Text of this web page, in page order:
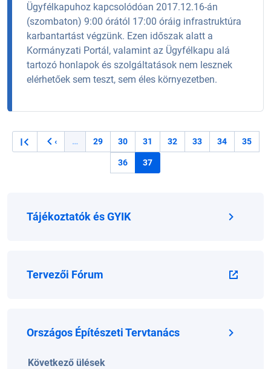
Ügyfélkapuhoz kapcsolódóan 2017.12.16-án
(szombaton) 9:00 órától 17:00 óráig infrastruktúra
karbantartást végzünk. Ezen időszak alatt a
Kormányzati Portál, valamint az Ügyfélkapu alá
tartozó honlapok és szolgáltatások nem lesznek
elérhetőek sem teszt, sem éles környezetben.
Oldalszámozás
Előző oldal
‹ …
Oldal
29
Oldal
30
Oldal
31
Oldal
32
Oldal
33
Oldal
34
Oldal
35
Oldal
36
Jelenlegi oldal
37
Tájékoztatók és GYIK
Tervezői Fórum
Országos Építészeti Tervtanács
Következő ülések